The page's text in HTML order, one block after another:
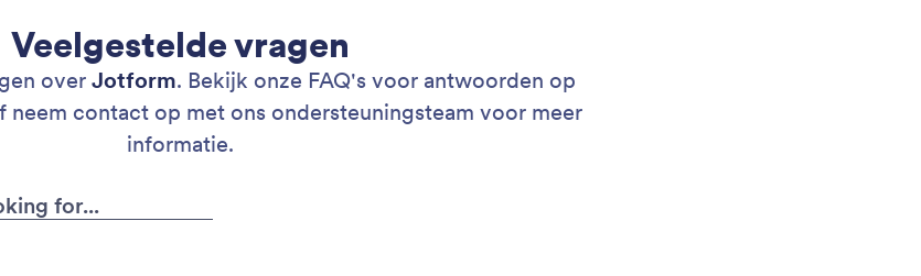
Veelgestelde vragen
overJotform. Bekijk onze FAQ's voor antwoorden op
neem contact op met ons ondersteuningsteam voor meer
informatie.